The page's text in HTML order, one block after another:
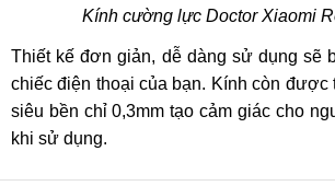
Kính cường lực Doctor Xiaomi
Thiết kế đơn giản, dễ dàng sử dụng sẽ
chiếc điện thoại của bạn. Kính còn được
siêu bền chỉ 0,3mm tạo cảm giác cho
khi sử dụng.